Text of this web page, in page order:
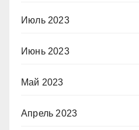
Июль 2023
Июнь 2023
Май 2023
Апрель 2023